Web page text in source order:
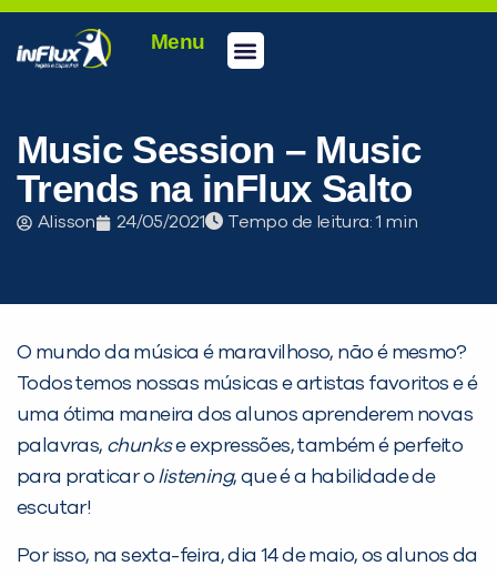
Menu
Music Session – Music
Trends na inFlux Salto
Alisson 24/05/2021 Tempo de leitura:
O mundo da música é maravilhoso, não é mesmo?
Todos temos nossas músicas e artistas favoritos e é
uma ótima maneira dos alunos aprenderem novas
palavras, chunkse expressões, também é perfeito
para praticar o listening, que é a habilidade de
escutar!
Por isso, na sexta-feira, dia 14 de maio, os alunos da
PEÇA UMA DEMONSTRAÇÃO DE MÉTODO
inFlux nesta cidade ou bairro que